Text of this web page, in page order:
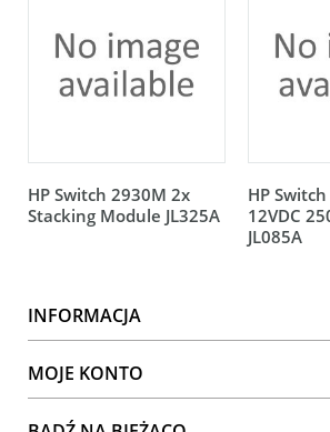
HP Switch 2930M 2x
Stacking Module JL325A
HP
12VDC
JL085A
INFORMACJA
MOJE KONTO